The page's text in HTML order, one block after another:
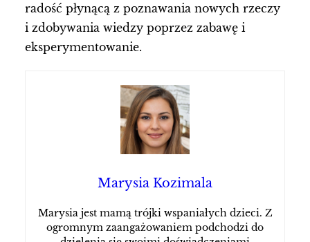
radość płynącą z poznawania nowych rzeczy
i zdobywania wiedzy poprzez zabawę i
eksperymentowanie.
Marysia Kozimala
Marysia jest mamą trójki wspaniałych dzieci. Z
ogromnym zaangażowaniem podchodzi do